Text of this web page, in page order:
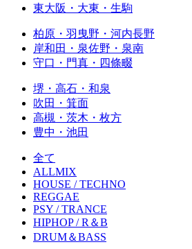
東大阪・大東・生駒
柏原・羽曳野・河内長野
岸和田・泉佐野・泉南
守口・門真・四條畷
堺・高石・和泉
吹田・箕面
高槻・茨木・枚方
豊中・池田
全て
ALLMIX
HOUSE / TECHNO
REGGAE
PSY / TRANCE
HIPHOP / R＆B
DRUM＆BASS